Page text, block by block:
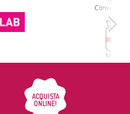
ACQUISTA
ONLINE!